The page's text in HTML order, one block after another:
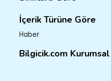
İçerik Türüne Göre
Haber
Bilgicik.com Kurumsal